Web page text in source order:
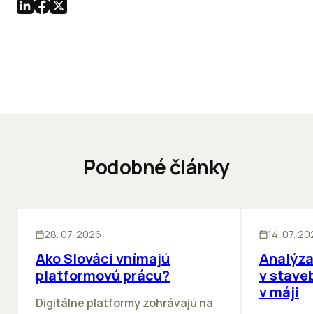
Podobné články
28. 07. 2026
Ako Slováci vnímajú
platformovú prácu?
Digitálne platformy zohrávajú na
14. 07.
v
v máji